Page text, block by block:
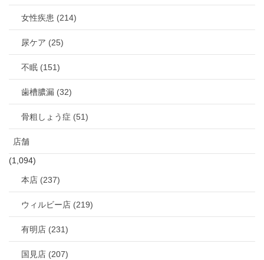
女性疾患 (214)
尿ケア (25)
不眠 (151)
歯槽膿漏 (32)
骨粗しょう症 (51)
店舗
(1,094)
本店 (237)
ウィルビー店 (219)
有明店 (231)
国見店 (207)